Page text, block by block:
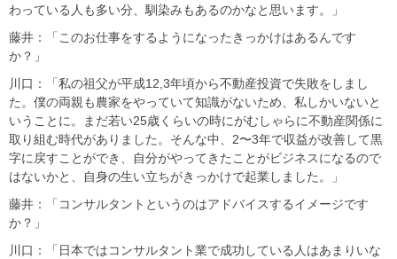
わっている人も多い分、馴染みもあるのかなと思います。」
藤井：「このお仕事をするようになったきっかけはあるんです
か？」
川口：「私の祖父が平成12,3年頃から不動産投資で失敗をしまし
た。僕の両親も農家をやっていて知識がないため、私しかいないと
いうことに。まだ若い25歳くらいの時にがむしゃらに不動産関係に
取り組む時代がありました。そんな中、2〜3年で収益が改善して黒
字に戻すことができ、自分がやってきたことがビジネスになるので
はないかと、自身の生い立ちがきっかけで起業しました。」
藤井：「コンサルタントというのはアドバイスするイメージです
か？」
川口：「日本ではコンサルタント業で成功している人はあまりいな